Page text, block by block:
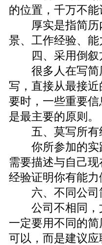
的位置，千万不
厚实是指简历内
景、工作经验、
四、采用倒叙
很多人在写简历
写，直接从最接
要时，一些重要
是最主要的原则。
五、莫写所有
你所参加的实践
需要描述与自己
经验证明你有能
六、不同公司
公司不相同，文
一定要用不同的
可以，而是建议